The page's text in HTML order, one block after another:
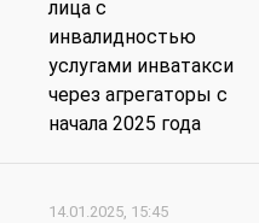
лица с
инвалидностью
услугами инватакси
через агрегаторы с
начала 2025 года
14.01.2025, 15:45